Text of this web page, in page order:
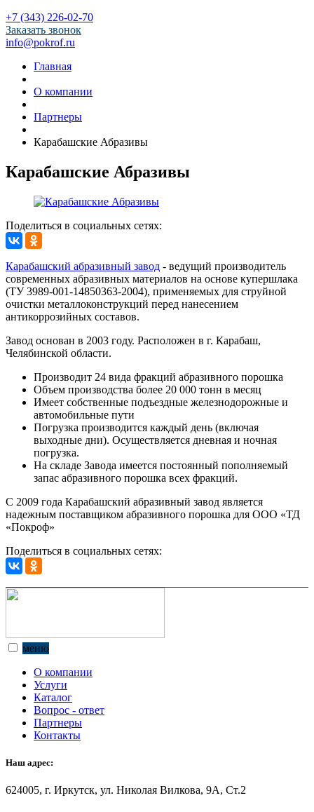
+7 (343) 226-02-70
Заказать звонок
info@pokrof.ru
Главная
О компании
Партнеры
Карабашские Абразивы
Карабашские Абразивы
Поделиться в социальных сетях:
Карабашский абразивный завод - ведущий производитель
современных абразивных материалов на основе купершлака
(ТУ 3989-001-14850363-2004), применяемых для струйной
очистки металлоконструкций перед нанесением
антикоррозийных составов.
Завод основан в 2003 году. Расположен в г. Карабаш,
Челябинской области.
Производит 24 вида фракций абразивного порошка
Объем производства более 20 000 тонн в месяц
Имеет собственные подъездные железнодорожные и
автомобильные пути
Погрузка производится каждый день (включая
выходные дни). Осуществляется дневная и ночная
погрузка.
На складе Завода имеется постоянный пополняемый
запас абразивного порошка всех фракций.
С 2009 года Карабашский абразивный завод является
надежным поставщиком абразивного порошка для ООО «ТД
«Покроф»
Поделиться в социальных сетях:
меню
О компании
Услуги
Каталог
Вопрос - ответ
Партнеры
Контакты
Наш адрес:
624005, г. Иркутск, ул. Николая Вилкова, 9А, Ст.2